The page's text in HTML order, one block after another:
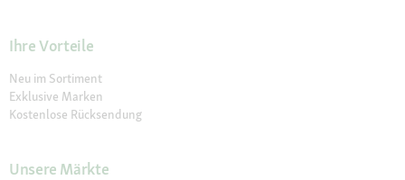
Ihre Vorteile
Neu im Sortiment
Exklusive Marken
Kostenlose Rücksendung
Unsere Märkte